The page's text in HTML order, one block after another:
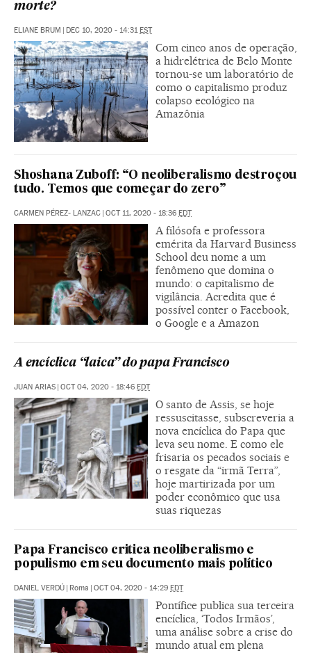
morte?
ELIANE BRUM | DEC 10, 2020 - 14:31EST
Com cinco anos de operação,
a hidrelétrica de Belo Monte
tornou-se um laboratório de
como o capitalismo produz
colapso ecológico na
Amazônia
Shoshana Zuboff: “O neoliberalismo destroçou
tudo. Temos que começar do zero”
CARMEN PÉREZ- LANZAC | OCT 11, 2020 - 18:36 EDT
A filósofa e professora
emérita da Harvard Business
School deu nome a um
fenômeno que domina o
mundo: o capitalismo de
vigilância. Acredita que é
possível conter o Facebook,
o Google e a Amazon
A encíclica “laica” do papa Francisco
JUAN ARIAS | OCT 04, 2020 - 18:46 EDT
O santo de Assis, se hoje
ressuscitasse, subscreveria a
nova encíclica do Papa que
leva seu nome. E como ele
frisaria os pecados sociais e
o resgate da “irmã Terra”,
hoje martirizada por um
poder econômico que usa
suas riquezas
Papa Francisco critica neoliberalismo e
populismo em seu documento mais político
DANIEL VERDÚ | Roma | OCT 04, 2020 - 14:29 EDT
Pontífice publica sua terceira
encíclica, ‘Todos Irmãos’,
uma análise sobre a crise do
mundo atual em plena